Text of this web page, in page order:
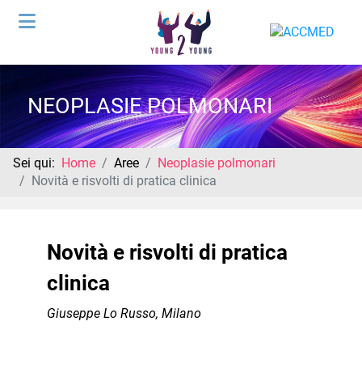
NEOPLASIE POLMONARI
Sei qui: Home Aree
Neoplasie polmonari
Novità e risvolti di pratica clinica
Novità e risvolti di pratica
clinica
Giuseppe Lo Russo, Milano